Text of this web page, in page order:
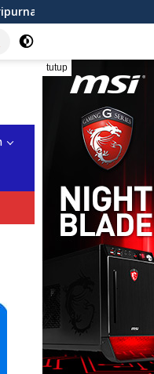
Sukabumi Tahun
tutup